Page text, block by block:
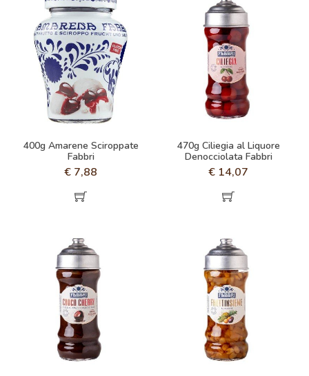
400g Amarene Sciroppate
Fabbri
€ 7,88
470g Ciliegia al Liquore
Denocciolata Fabbri
€ 14,07